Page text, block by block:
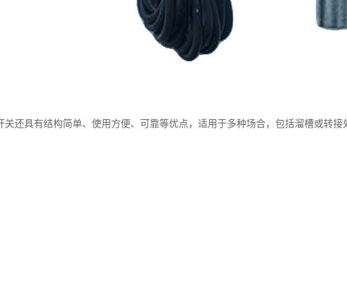
关还具有结构简单、使用方便、可靠等优点，适用于多种场合，包括溜槽或转接